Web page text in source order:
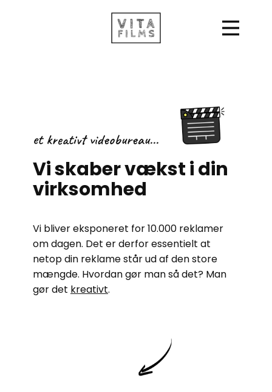
et kreativt ​videobureau...
Vi skaber vækst i din
virksomhed
Vi bliver eksponeret for 10.000 reklamer
om dagen. Det er derfor essentielt at
netop din reklame står ud af den store
mængde. Hvordan gør man så det? Man
gør det kreativt.